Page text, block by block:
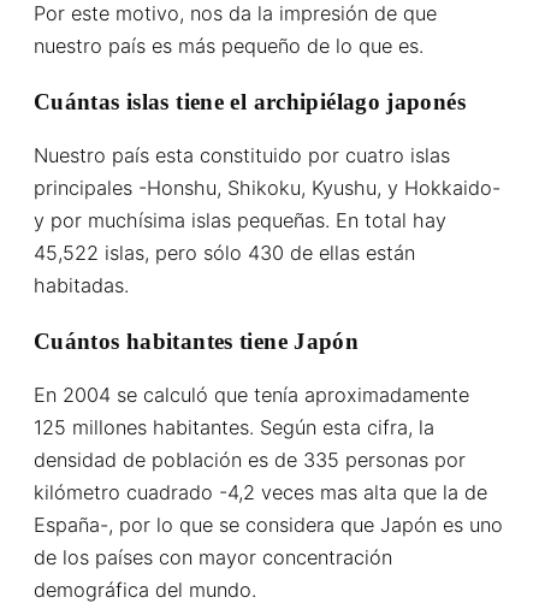
Por este motivo, nos da la impresión de que
nuestro país es más pequeño de lo que es.
Cuántas islas tiene el archipiélago japonés
Nuestro país esta constituido por cuatro islas
principales -Honshu, Shikoku, Kyushu, y Hokkaido-
y por muchísima islas pequeñas. En total hay
45,522 islas, pero sólo 430 de ellas están
habitadas.
Cuántos habitantes tiene Japón
En 2004 se calculó que tenía aproximadamente
125 millones habitantes. Según esta cifra, la
densidad de población es de 335 personas por
kilómetro cuadrado -4,2 veces mas alta que la de
España-, por lo que se considera que Japón es uno
de los países con mayor concentración
demográfica del mundo.